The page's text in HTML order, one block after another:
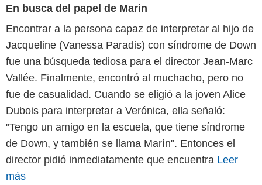
En busca del papel de Marin
Encontrar a la persona capaz de interpretar al hijo de
Jacqueline (Vanessa Paradis) con síndrome de Down
fue una búsqueda tediosa para el director Jean-Marc
Vallée. Finalmente, encontró al muchacho, pero no
fue de casualidad. Cuando se eligió a la joven Alice
Dubois para interpretar a Verónica, ella señaló:
"Tengo un amigo en la escuela, que tiene síndrome
de Down, y también se llama Marín". Entonces el
director pidió inmediatamente que encuentra Leer
más